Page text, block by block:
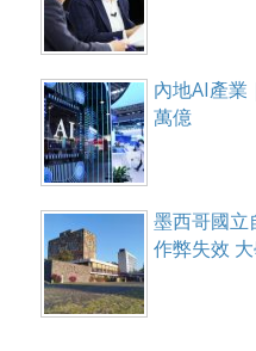
內地AI產業
萬億
墨西哥國立
作弊失效